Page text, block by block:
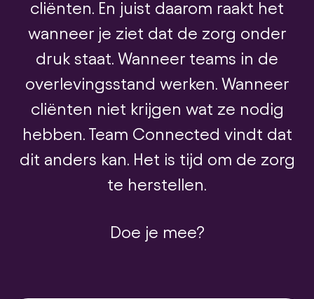
cliënten. En juist daarom raakt het
wanneer je ziet dat de zorg onder
druk staat. Wanneer teams in de
overlevingsstand werken. Wanneer
cliënten niet krijgen wat ze nodig
hebben. Team Connected vindt dat
dit anders kan. Het is tijd om de zorg
te herstellen.
Doe je mee?